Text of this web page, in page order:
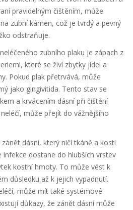
pravidelným čištěním, může
zubní kámen, což je tvrdý a pevný
odstraňuje.
zubního plaku je zápach z
které se živí zbytky jídel a
Pokud plak přetrvává, může
jako gingivitida. Tento stav se
a krvácením dásní při čištění
může přejít do vážnějšího
dásní, který ničí tkáně a kosti
infekce dostane do hlubších vrstev
kostní hmoty. To může vést k
důsledku až k jejich vypadnutí.
může mít také systémové
důkazy, že zánět dásní může